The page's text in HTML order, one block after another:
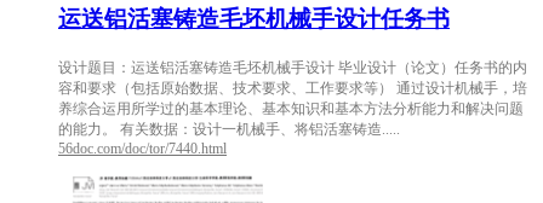
运送铝活塞铸造毛坯机械手设计任务书
设计题目：运送铝活塞铸造毛坯机械手设计 毕业设计（论文）任务书的内
容和要求（包括原始数据、技术要求、工作要求等） 通过设计机械手，培
养综合运用所学过的基本理论、基本知识和基本方法分析能力和解决问题
的能力。 有关数据：设计一机械手、将铝活塞铸造.....
56doc.com/doc/tor/7440.html